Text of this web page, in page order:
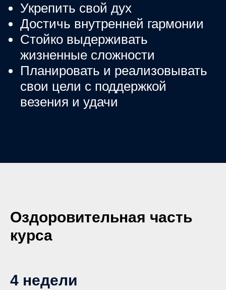
Укрепить свой дух
Достичь внутренней гармонии
Стойко выдерживать
жизненные сложности
Планировать и реализовывать
свои цели с поддержкой
везения и удачи
Оздоровительная часть
курса
4 недели